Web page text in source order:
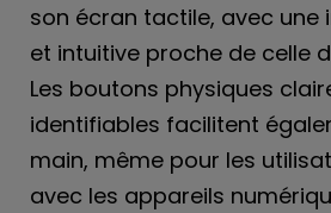
son écran tactile, avec une
et intuitive proche de celle
Les boutons physiques
identifiables facilitent
main, même pour les
avec les appareils